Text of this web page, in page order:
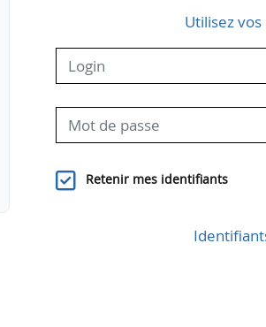
Utilisez
Retenir mes identifiants